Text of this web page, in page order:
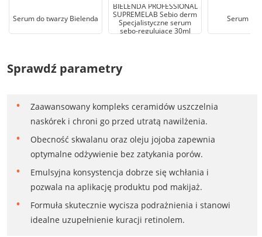
Serum do twarzy Bielenda
BIELENDA PROFESSIONAL
SUPREMELAB Sebio derm
Specjalistyczne serum
sebo-regulujące 30ml
Serum do
Sprawdź parametry
Zaawansowany kompleks ceramidów uszczelnia
naskórek i chroni go przed utratą nawilżenia.
Obecność skwalanu oraz oleju jojoba zapewnia
optymalne odżywienie bez zatykania porów.
Emulsyjna konsystencja dobrze się wchłania i
pozwala na aplikację produktu pod makijaż.
Formuła skutecznie wycisza podrażnienia i stanowi
idealne uzupełnienie kuracji retinolem.